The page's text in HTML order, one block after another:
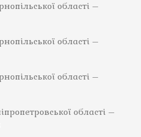
області –
області –
області –
області –